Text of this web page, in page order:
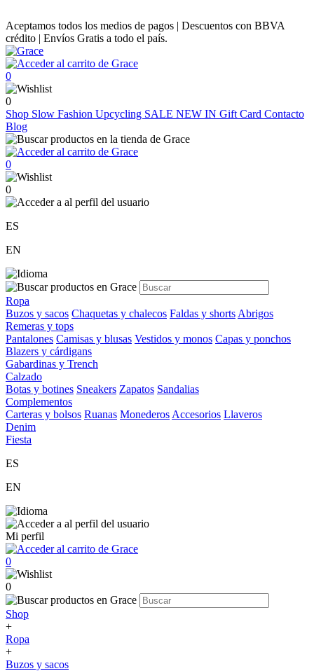
Aceptamos todos los medios de pagos | Descuentos con BBVA
crédito | Envíos Gratis a todo el país.
0
0
Shop Slow Fashion Upcycling SALE NEW IN Gift Card Contacto
Blog
0
0
ES
EN
Ropa
Buzos y sacos Chaquetas y chalecos Faldas y shorts Abrigos
Remeras y tops
Pantalones Camisas y blusas Vestidos y monos Capas y ponchos
Blazers y cárdigans
Gabardinas y Trench
Calzado
Botas y botines Sneakers Zapatos Sandalias
Complementos
Carteras y bolsos Ruanas Monederos Accesorios Llaveros
Denim
Fiesta
ES
EN
Mi perfil
0
0
Shop
+
Ropa
+
Buzos y sacos